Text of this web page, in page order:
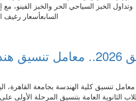
وتداول الخبز السياحي الحر والخبز الفينو،
السابعأسعار رغيف
تنسيق 2026.. معامل